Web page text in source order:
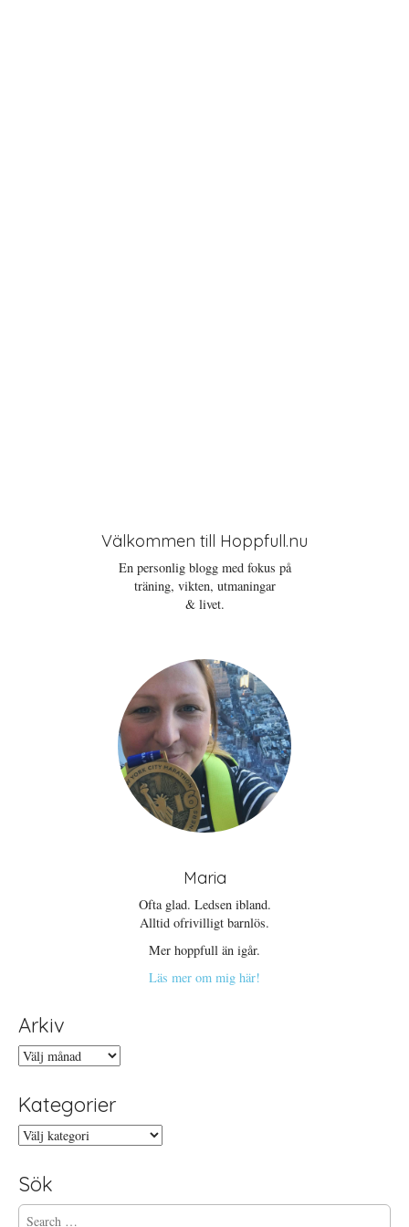
Välkommen till Hoppfull.nu
En personlig blogg med fokus på
träning, vikten, utmaningar
& livet.
Maria
Ofta glad. Ledsen ibland.
Alltid ofrivilligt barnlös.
Mer hoppfull än igår.
Läs mer om mig här!
Arkiv
Arkiv
Kategorier
Kategorier
Sök
S